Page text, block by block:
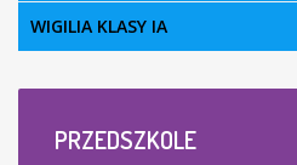
WIGILIA KLASY IA
PRZEDSZKOLE